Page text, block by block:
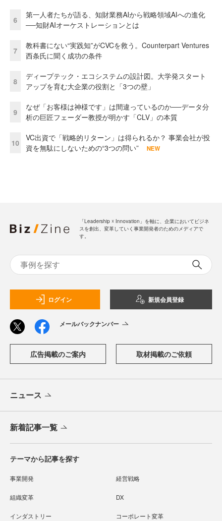
6
第一人者たちが語る、知財業務AIから戦略領域AIへの進化
──知財AIオーケストレーションとは
7
教科書にない“実践知”がCVCを救う。Counterpart Ventures
西条氏に聞く成功の条件
8
ディープテック・エコシステムの設計図。大学発スタート
アップを育む大企業の役割と「3つの壁」
9
なぜ「お客様は神様です」は間違っているのか──データ分
析の巨匠フェーダー教授が明かす「CLV」の本質
10
VC出資で「戦略的リターン」は得られるか？ 事業会社が投
資を無駄にしないための“3つの問い”
NEW
「Leadership ☓ Innovation」を軸に、企業においてビジネ
スを創出、変革していく事業開発者のためのメディアで
す。
ログイン 新規会員登録
メールバックナンバー
広告掲載のご案内 取材掲載のご依頼
ニュース
新着記事一覧
テーマから記事を探す
事業開発 経営戦略
組織変革 DX
インダストリー コーポレート変革